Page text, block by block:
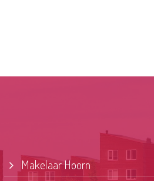
Makelaar Hoorn